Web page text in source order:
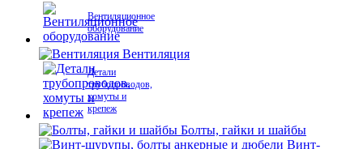
Вентиляционное
оборудование
Вентиляция
Детали
трубопроводов,
хомуты и
крепеж
Болты, гайки и шайбы
Винт-